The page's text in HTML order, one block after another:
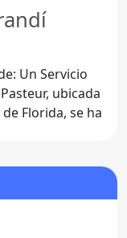
Un Servicio
Florida, se ha